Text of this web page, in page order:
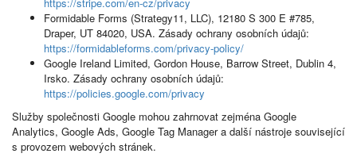
Formidable Forms (Strategy11, LLC), 12180 S 300 E #785,
Draper, UT 84020, USA. Zásady ochrany osobních údajů:
https://formidableforms.com/privacy-policy/
Google Ireland Limited, Gordon House, Barrow Street, Dublin 4,
Irsko. Zásady ochrany osobních údajů:
https://policies.google.com/privacy
Služby společnosti Google mohou zahrnovat zejména Google
Analytics, Google Ads, Google Tag Manager a další nástroje související
s provozem webových stránek.